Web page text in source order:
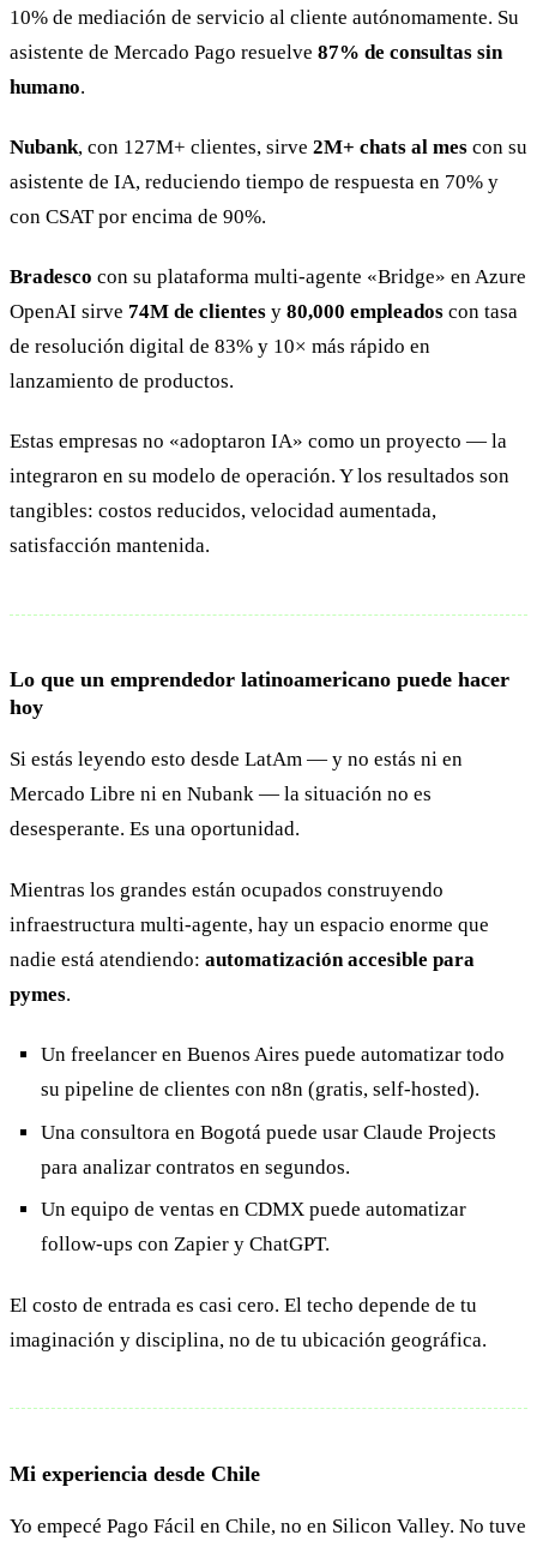
10% de mediación de servicio al cliente autónomamente. Su
asistente de Mercado Pago resuelve 87% de consultas sin
humano.
Nubank, con 127M+ clientes, sirve 2M+ chats al mes con su
asistente de IA, reduciendo tiempo de respuesta en 70% y
con CSAT por encima de 90%.
Bradesco con su plataforma multi-agente «Bridge» en Azure
OpenAI sirve 74M de clientes y 80,000 empleados con tasa
de resolución digital de 83% y 10× más rápido en
lanzamiento de productos.
Estas empresas no «adoptaron IA» como un proyecto — la
integraron en su modelo de operación. Y los resultados son
tangibles: costos reducidos, velocidad aumentada,
satisfacción mantenida.
Lo que un emprendedor latinoamericano puede hacer
hoy
Si estás leyendo esto desde LatAm — y no estás ni en
Mercado Libre ni en Nubank — la situación no es
desesperante. Es una oportunidad.
Mientras los grandes están ocupados construyendo
infraestructura multi-agente, hay un espacio enorme que
nadie está atendiendo: automatización accesible para
pymes.
Un freelancer en Buenos Aires puede automatizar todo
su pipeline de clientes con n8n (gratis, self-hosted).
Una consultora en Bogotá puede usar Claude Projects
para analizar contratos en segundos.
Un equipo de ventas en CDMX puede automatizar
follow-ups con Zapier y ChatGPT.
El costo de entrada es casi cero. El techo depende de tu
imaginación y disciplina, no de tu ubicación geográfica.
Mi experiencia desde Chile
Yo empecé Pago Fácil en Chile, no en Silicon Valley. No tuve